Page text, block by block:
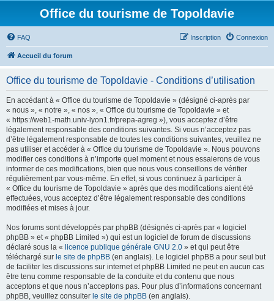
Office du tourisme de Topoldavie
FAQ Connexion
Inscription
Accueil du forum
Office du tourisme de Topoldavie - Conditions d’utilisation
En accédant à « Office du tourisme de Topoldavie » (désigné ci-après par
« nous », « notre », « nos », « Office du tourisme de Topoldavie » et
« https://web1-math.univ-lyon1.fr/prepa-agreg »), vous acceptez d’être
légalement responsable des conditions suivantes. Si vous n’acceptez pas
d’être légalement responsable de toutes les conditions suivantes, veuillez ne
pas utiliser et accéder à « Office du tourisme de Topoldavie ». Nous pouvons
modifier ces conditions à n’importe quel moment et nous essaierons de vous
informer de ces modifications, bien que nous vous conseillons de vérifier
régulièrement par vous-même. En effet, si vous continuez à participer à
« Office du tourisme de Topoldavie » après que des modifications aient été
effectuées, vous acceptez d’être légalement responsable des conditions
modifiées et mises à jour.
Nos forums sont développés par phpBB (désignés ci-après par « logiciel
phpBB » et « phpBB Limited ») qui est un logiciel de forum de discussions
déclaré sous la « licence publique générale GNU 2.0 » et qui peut être
téléchargé sur le site de phpBB (en anglais). Le logiciel phpBB a pour seul but
de faciliter les discussions sur internet et phpBB Limited ne peut en aucun cas
être tenu comme responsable de la conduite et du contenu que nous
acceptons et que nous n’acceptons pas. Pour plus d’informations concernant
phpBB, veuillez consulter le site de phpBB (en anglais).